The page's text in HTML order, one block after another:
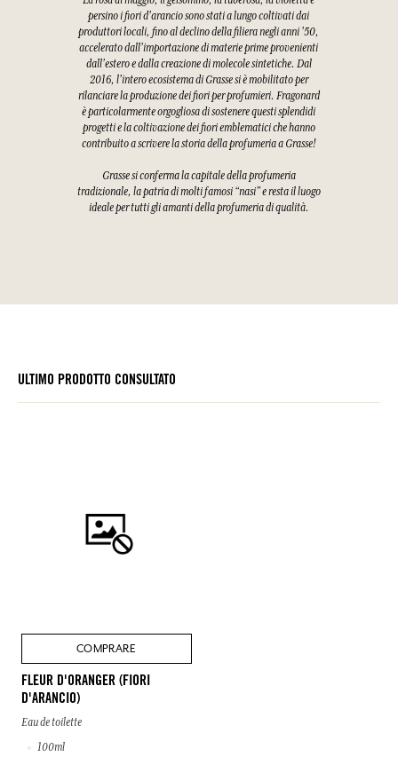
persino i fiori d'arancio sono stati a lungo coltivati dai
produttori locali, fino al declino della filiera negli anni '50,
accelerato dall'importazione di materie prime provenienti
dall'estero e dalla creazione di molecole sintetiche. Dal
2016, l'intero ecosistema di Grasse si è mobilitato per
rilanciare la produzione dei fiori per profumieri. Fragonard
è particolarmente orgogliosa di sostenere questi splendidi
progetti e la coltivazione dei fiori emblematici che hanno
contribuito a scrivere la storia della profumeria a Grasse!
Grasse si conferma la capitale della profumeria
tradizionale, la patria di molti famosi “nasi” e resta il luogo
ideale per tutti gli amanti della profumeria di qualità.
ULTIMO PRODOTTO CONSULTATO
COMPRARE
FLEUR D'ORANGER (FIORI
D'ARANCIO)
Eau de toilette
100ml